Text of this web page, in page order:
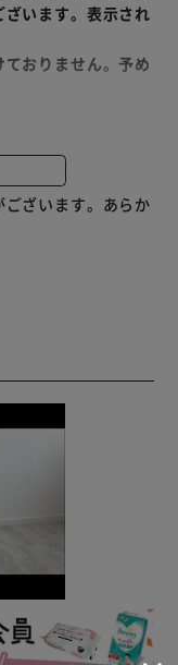
います。表示され
おりません。予め
本がすぐに見つけ
く仕上げていま
ざいます。あらか